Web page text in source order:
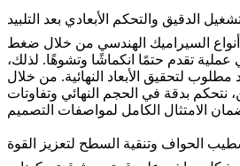
الدقيق والتحكم الأبعادي بعد التلبيد
السيراميك الهندسي من خلال ضغط
عملية تقدم حتمًا انكماشًا وتشوهًا. لذلك،
مطلوب لتحقيق الأبعاد النهائية. من خلال
نتحكم بدقة في الحجم النهائي وتفاوتات
الحواف وتنقية السطح لتعزيز القوة